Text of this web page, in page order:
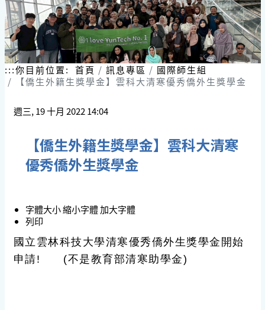
:::你目前位置: 首頁 訊息專區
國際師生組
【僑生外籍生獎學金】雲科大清寒優秀僑外生獎學金
週三, 19 十月 2022 14:04
【僑生外籍生獎學金】雲科大清寒
優秀僑外生獎學金
字體大小縮小字體加大字體
列印
國立雲林科技大學清寒優秀僑外生獎學金開始
申請! (不是教育部清寒助學金)